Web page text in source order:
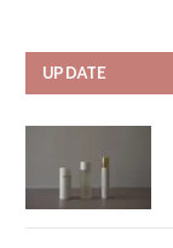
UPDATE